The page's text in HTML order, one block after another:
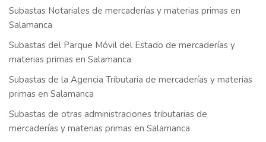
Subastas Notariales de mercaderías y materias primas en
Salamanca
Subastas del Parque Móvil del Estado de mercaderías y
materias primas en Salamanca
Subastas de la Agencia Tributaria de mercaderías y materias
primas en Salamanca
Subastas de otras administraciones tributarias de
mercaderías y materias primas en Salamanca